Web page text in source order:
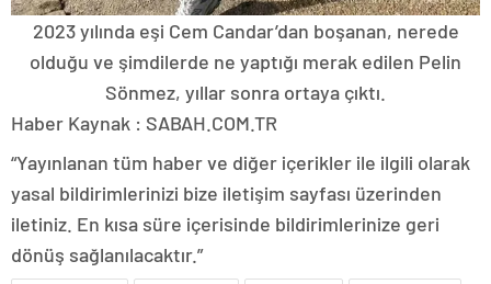
2023 yılında eşi Cem Candar’dan boşanan, nerede
olduğu ve şimdilerde ne yaptığı merak edilen Pelin
Sönmez, yıllar sonra ortaya çıktı.
Haber Kaynak : SABAH.COM.TR
“Yayınlanan tüm haber ve diğer içerikler ile ilgili olarak
yasal bildirimlerinizi bize iletişim sayfası üzerinden
iletiniz. En kısa süre içerisinde bildirimlerinize geri
dönüş sağlanılacaktır.”